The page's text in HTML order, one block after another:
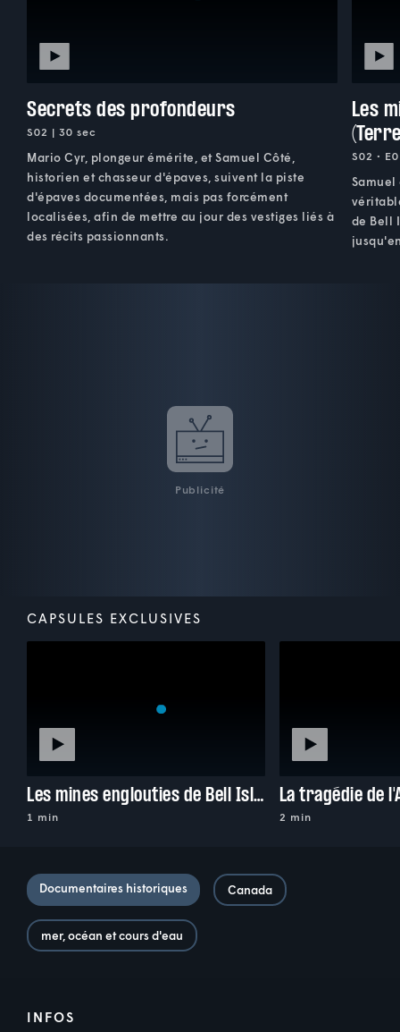
Secrets des profondeurs
S02 | 30 sec
Mario Cyr, plongeur émérite, et Samuel Côté,
historien et chasseur d'épaves, suivent la piste
d'épaves documentées, mais pas forcément
localisées, afin de mettre au jour des vestiges liés à
des récits passionnants.
Les
S02 •
de Bell
Publicité
CAPSULES EXCLUSIVES
Les mines englouties de Bell Island
1 min
La tragédie de
2 min
Documentaires historiques Canada
mer, océan et cours d'eau
INFOS